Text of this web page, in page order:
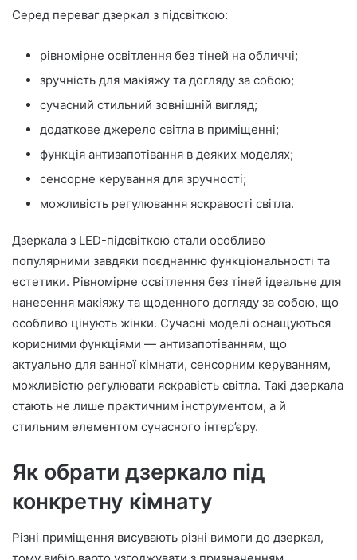
Серед переваг дзеркал з підсвіткою:
рівномірне освітлення без тіней на обличчі;
зручність для макіяжу та догляду за собою;
сучасний стильний зовнішній вигляд;
додаткове джерело світла в приміщенні;
функція антизапотівання в деяких моделях;
сенсорне керування для зручності;
можливість регулювання яскравості світла.
Дзеркала з LED-підсвіткою стали особливо
популярними завдяки поєднанню функціональності та
естетики. Рівномірне освітлення без тіней ідеальне для
нанесення макіяжу та щоденного догляду за собою, що
особливо цінують жінки. Сучасні моделі оснащуються
корисними функціями — антизапотіванням, що
актуально для ванної кімнати, сенсорним керуванням,
можливістю регулювати яскравість світла. Такі дзеркала
стають не лише практичним інструментом, а й
стильним елементом сучасного інтер’єру.
Як обрати дзеркало під
конкретну кімнату
Різні приміщення висувають різні вимоги до дзеркал,